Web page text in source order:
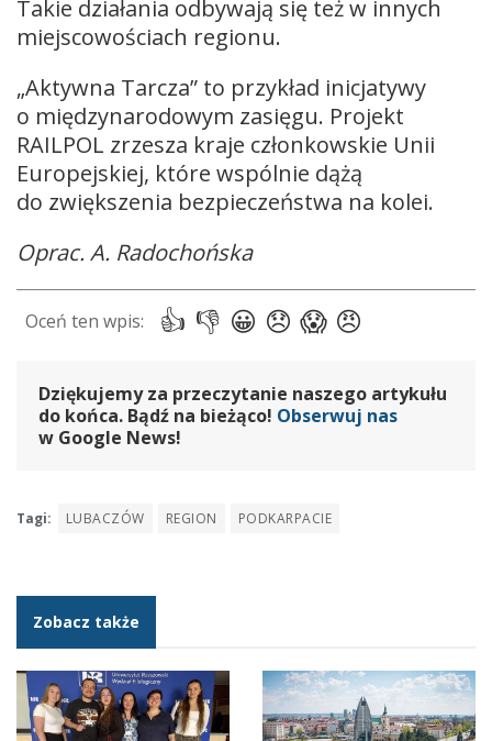
Takie działania odbywają się też w innych
miejscowościach regionu.
„Aktywna Tarcza” to przykład inicjatywy
o międzynarodowym zasięgu. Projekt
RAILPOL zrzesza kraje członkowskie Unii
Europejskiej, które wspólnie dążą
do zwiększenia bezpieczeństwa na kolei.
Oprac. A. Radochońska
Dziękujemy za przeczytanie naszego artykułu
do końca. Bądź na bieżąco! Obserwuj nas
w Google News!
Tagi: LUBACZÓW REGION PODKARPACIE
Zobacz także